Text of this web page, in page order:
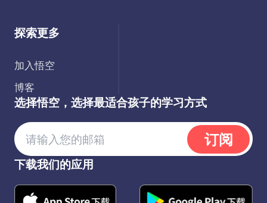
探索更多
加入悟空
博客
选择悟空，选择最适合孩子的学习方式
订阅
下载我们的应用